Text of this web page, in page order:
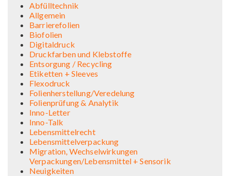
Abfülltechnik
Allgemein
Barrierefolien
Biofolien
Digitaldruck
Druckfarben und Klebstoffe
Entsorgung / Recycling
Etiketten + Sleeves
Flexodruck
Folienherstellung/Veredelung
Folienprüfung & Analytik
Inno-Letter
Inno-Talk
Lebensmittelrecht
Lebensmittelverpackung
Migration, Wechselwirkungen
Verpackungen/Lebensmittel + Sensorik
Neuigkeiten